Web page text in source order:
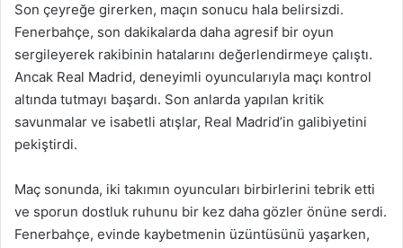
Son çeyreğe girerken, maçın sonucu hala belirsizdi.
Fenerbahçe, son dakikalarda daha agresif bir oyun
sergileyerek rakibinin hatalarını değerlendirmeye çalıştı.
Ancak Real Madrid, deneyimli oyuncularıyla maçı kontrol
altında tutmayı başardı. Son anlarda yapılan kritik
savunmalar ve isabetli atışlar, Real Madrid’in galibiyetini
pekiştirdi.
Maç sonunda, iki takımın oyuncuları birbirlerini tebrik etti
ve sporun dostluk ruhunu bir kez daha gözler önüne serdi.
Fenerbahçe, evinde kaybetmenin üzüntüsünü yaşarken,